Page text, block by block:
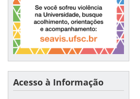
Acesso à Informação